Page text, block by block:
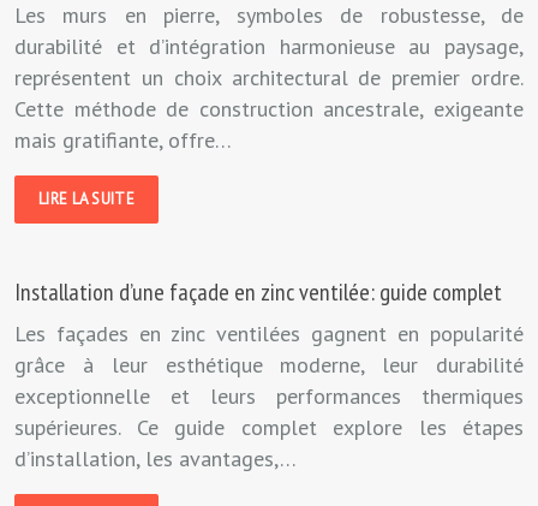
Les murs en pierre, symboles de robustesse, de
durabilité et d’intégration harmonieuse au paysage,
représentent un choix architectural de premier ordre.
Cette méthode de construction ancestrale, exigeante
mais gratifiante, offre…
LIRE LA SUITE
Installation d’une façade en zinc ventilée: guide complet
Les façades en zinc ventilées gagnent en popularité
grâce à leur esthétique moderne, leur durabilité
exceptionnelle et leurs performances thermiques
supérieures. Ce guide complet explore les étapes
d’installation, les avantages,…